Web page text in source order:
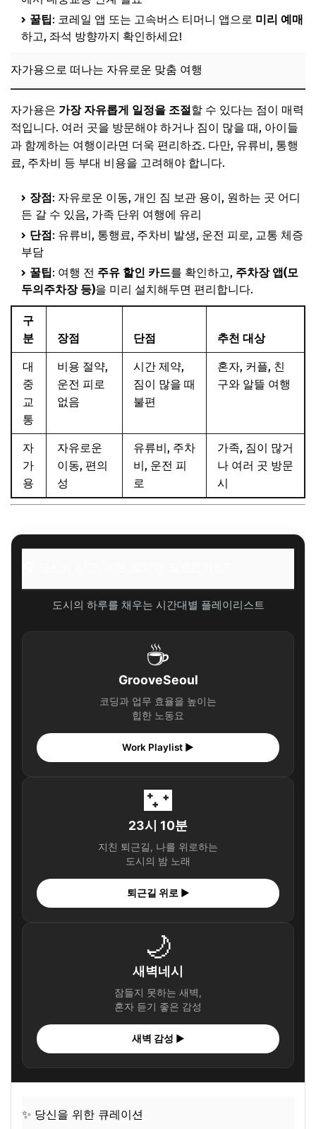
꿀팁: 코레일 앱 또는 고속버스 티머니 앱으로 미리 예매
하고, 좌석 방향까지 확인하세요!
자가용으로 떠나는 자유로운 맞춤 여행
자가용은 가장 자유롭게 일정을 조절할 수 있다는 점이 매력
적입니다. 여러 곳을 방문해야 하거나 짐이 많을 때, 아이들
과 함께하는 여행이라면 더욱 편리하죠. 다만, 유류비, 통행
료, 주차비 등 부대 비용을 고려해야 합니다.
장점: 자유로운 이동, 개인 짐 보관 용이, 원하는 곳 어디
든 갈 수 있음, 가족 단위 여행에 유리
단점: 유류비, 통행료, 주차비 발생, 운전 피로, 교통 체증
부담
꿀팁: 여행 전 주유 할인 카드를 확인하고, 주차장 앱(모
두의주차장 등)을 미리 설치해두면 편리합니다.
구
분
장점 단점 추천 대상
대
중
교
통
비용 절약,
운전 피로
없음
시간 제약,
짐이 많을 때
불편
혼자, 커플, 친
구와 알뜰 여행
자
가
용
자유로운
이동, 편의
성
유류비, 주차
비, 운전 피
로
가족, 짐이 많거
나 여러 곳 방문
시
도시의 하루를 채우는 시간대별 플레이리스트
☕
GrooveSeoul
코딩과 업무 효율을 높이는
힙한 노동요
Work Playlist ▶
🌃
23시 10분
지친 퇴근길, 나를 위로하는
도시의 밤 노래
퇴근길 위로 ▶
🌙
새벽네시
잠들지 못하는 새벽,
혼자 듣기 좋은 감성
새벽 감성 ▶
✨ 당신을 위한 큐레이션